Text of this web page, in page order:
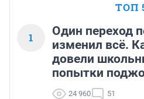
ТОП
1
Один переход
изменил всё.
довели
попытки
24 960 51